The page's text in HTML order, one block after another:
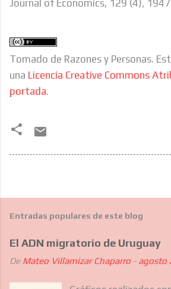
Journal of Economics, 129 (4),
Tomado de Razones y Personas.
una Licencia Creative Commons
portada.
Entradas populares de este blog
El ADN migratorio de Uruguay
De Mateo Villamizar Chaparro - agosto